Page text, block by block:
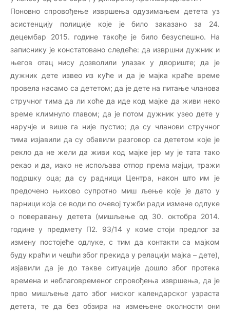
Поновно спровођење извршења одузимањем детета уз
асистенцију полиције које је било заказано за 24.
децембар 2015. године такође је било безуспешно. На
записнику је констатовано следеће: да извршни дужник и
његов отац нису дозволили улазак у двориште; да је
дужник дете извео из куће и да је мајка краће време
провела насамо са дететом; да је дете на питање чланова
стручног тима да ли хоће да иде код мајке да живи неко
време климнуло главом; да је потом дужник узео дете у
наручје и више га није пустио; да су чланови стручног
тима изјавили да су обавили разговор са дететом које је
рекло да не жели да живи код мајке јер му је тата тако
рекао и да, иако не испољава отпор према мајци, тражи
подршку оца; да су радници Центра, након што им је
предочено њихово супротно миш љење које је дато у
парници која се води по очевој тужби ради измене одлуке
о поверавању детета (мишљење од 30. октобра 2014.
године у предмету П2. 93/14 у коме стоји предлог за
измену постојеће одлуке, с тим да контакти са мајком
буду краћи и чешћи због прекида у релацији мајка – дете),
изјавили да је до такве ситуације дошло због протека
времена и неблаговременог спровођења извршења, да је
прво мишљење дато због ниског календарског узраста
детета, те да без обзира на измењене околности они